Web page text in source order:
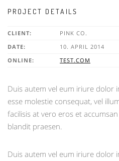
PROJECT DETAILS
CLIENT:
PINK CO.
DATE:
10. APRIL 2014
ONLINE:
TEST.COM
Duis autem vel eum iriure dolor
esse molestie consequat, vel
facilisis at vero eros et
blandit praesen.
Duis autem vel eum iriure dolor